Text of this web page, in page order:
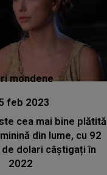
mondene
feb 2023
cea mai bine plătită
din lume, cu 92
dolari câștigați în
2022